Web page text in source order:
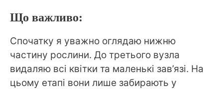
Що важливо:
Спочатку я уважно оглядаю нижню
частину рослини. До третього вузла
видаляю всі квітки та маленькі зав’язі. На
цьому етапі вони лише забирають у